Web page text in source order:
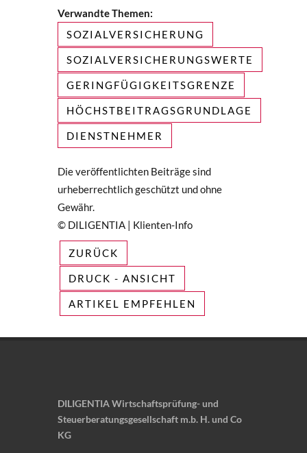
Verwandte Themen:
SOZIALVERSICHERUNG
SOZIALVERSICHERUNGSWERTE
GERINGFÜGIGKEITSGRENZE
HÖCHSTBEITRAGSGRUNDLAGE
DIENSTNEHMER
Die veröffentlichten Beiträge sind
urheberrechtlich geschützt und ohne
Gewähr.
© DILIGENTIA | Klienten-Info
ZURÜCK
DRUCK - ANSICHT
ARTIKEL EMPFEHLEN
DILIGENTIA Wirtschaftsprüfung- und
Steuerberatungsgesellschaft m.b. H. und Co
KG